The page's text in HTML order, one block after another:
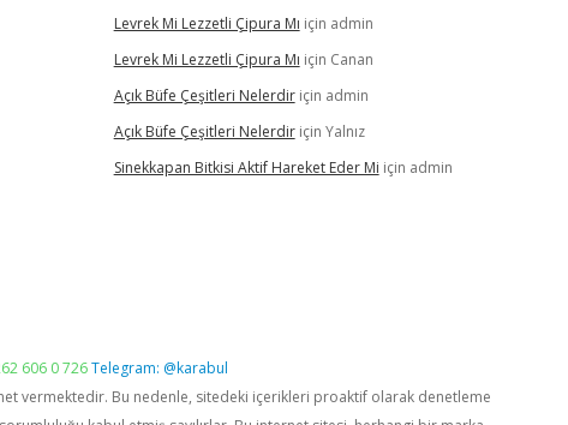
Levrek Mi Lezzetli Çipura Mı için admin
Levrek Mi Lezzetli Çipura Mı için Canan
Açık Büfe Çeşitleri Nelerdiriçin admin
Açık Büfe Çeşitleri Nelerdiriçin Yalnız
Sinekkapan Bitkisi Aktif Hareket Eder Mi için admin
606 0 726Telegram: @karabul
vermektedir. Bu nedenle, sitedeki içerikleri proaktif olarak denetleme